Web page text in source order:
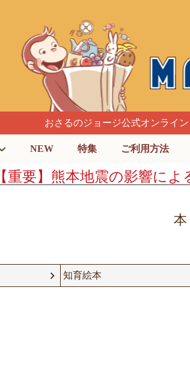
おさるのジョージ公式オンライ
NEW 特集 ご利用方法
【重要】熊本地震の影響に
本
知育絵本